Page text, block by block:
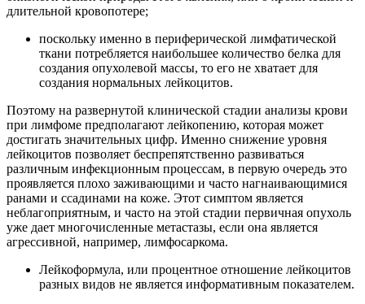
длительной кровопотере;
поскольку именно в периферической лимфатической
ткани потребляется наибольшее количество белка для
создания опухолевой массы, то его не хватает для
создания нормальных лейкоцитов.
Поэтому на развернутой клинической стадии анализы крови
при лимфоме предполагают лейкопению, которая может
достигать значительных цифр. Именно снижение уровня
лейкоцитов позволяет беспрепятственно развиваться
различным инфекционным процессам, в первую очередь это
проявляется плохо заживающими и часто нагнаивающимися
ранами и ссадинами на коже. Этот симптом является
неблагоприятным, и часто на этой стадии первичная опухоль
уже дает многочисленные метастазы, если она является
агрессивной, например, лимфосаркома.
Лейкоформула, или процентное отношение лейкоцитов
разных видов не является информативным показателем.